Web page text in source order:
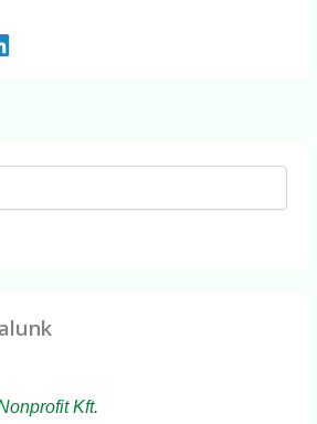
Kft.